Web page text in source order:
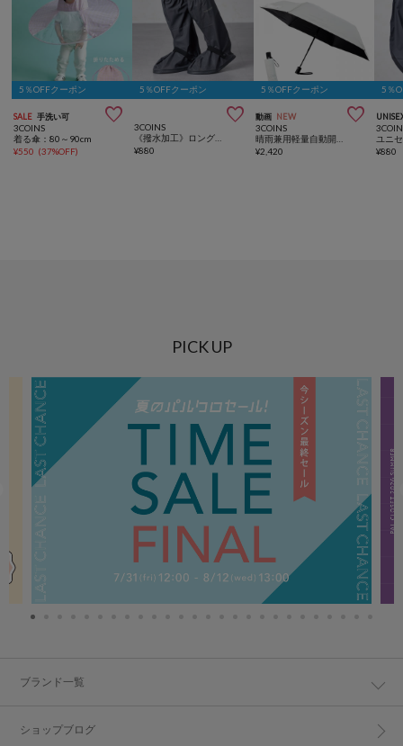
5％OFFクーポン
SALE 手洗い可 
3COINS
着る傘：80～90cm
¥550 (37%OFF)
5％OFFクーポン

3COINS
¥880
5％OFFクーポン
動画 NEW 
3COINS
¥2,420
5％
¥880
PICK UP
ブランド一覧
ショップブログ